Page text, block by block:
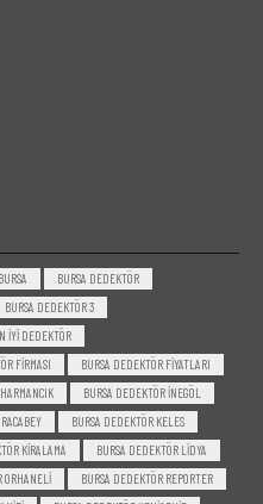
BURSA
BURSA DEDEKTÖR
BURSA DEDEKTÖR 3
IYI DEDEKTÖR
FIRMASI
BURSA DEDEKTÖR FIYATLARI
BURSA DEDEKTÖR INEGÖL
BURSA DEDEKTÖR KELES
KIRALAMA
BURSA DEDEKTÖR LIDYA
ORHANELI
BURSA DEDEKTÖR REPORTER